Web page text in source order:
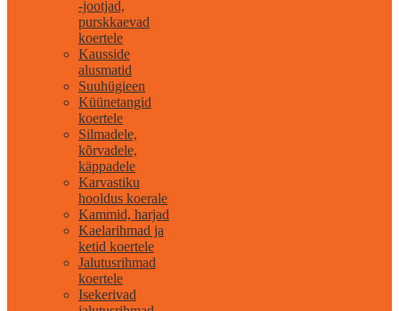
-jootjad,
purskkaevad
koertele
Kausside
alusmatid
Suuhügieen
Küünetangid
koertele
Silmadele,
kõrvadele,
käppadele
Karvastiku
hooldus koerale
Kammid, harjad
Kaelarihmad ja
ketid koertele
Jalutusrihmad
koertele
Isekerivad